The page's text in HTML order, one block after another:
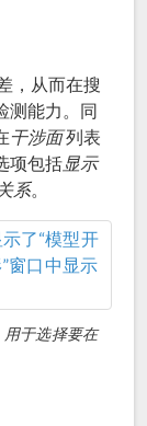
，从而在搜
测能力。同
干涉面列表
项包括显示
系。
用于选择要在